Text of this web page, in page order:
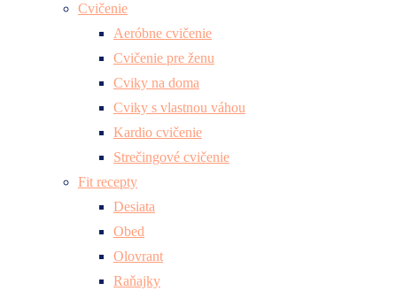
Cvičenie
Aeróbne cvičenie
Cvičenie pre ženu
Cviky na doma
Cviky s vlastnou váhou
Kardio cvičenie
Strečingové cvičenie
Fit recepty
Desiata
Obed
Olovrant
Raňajky